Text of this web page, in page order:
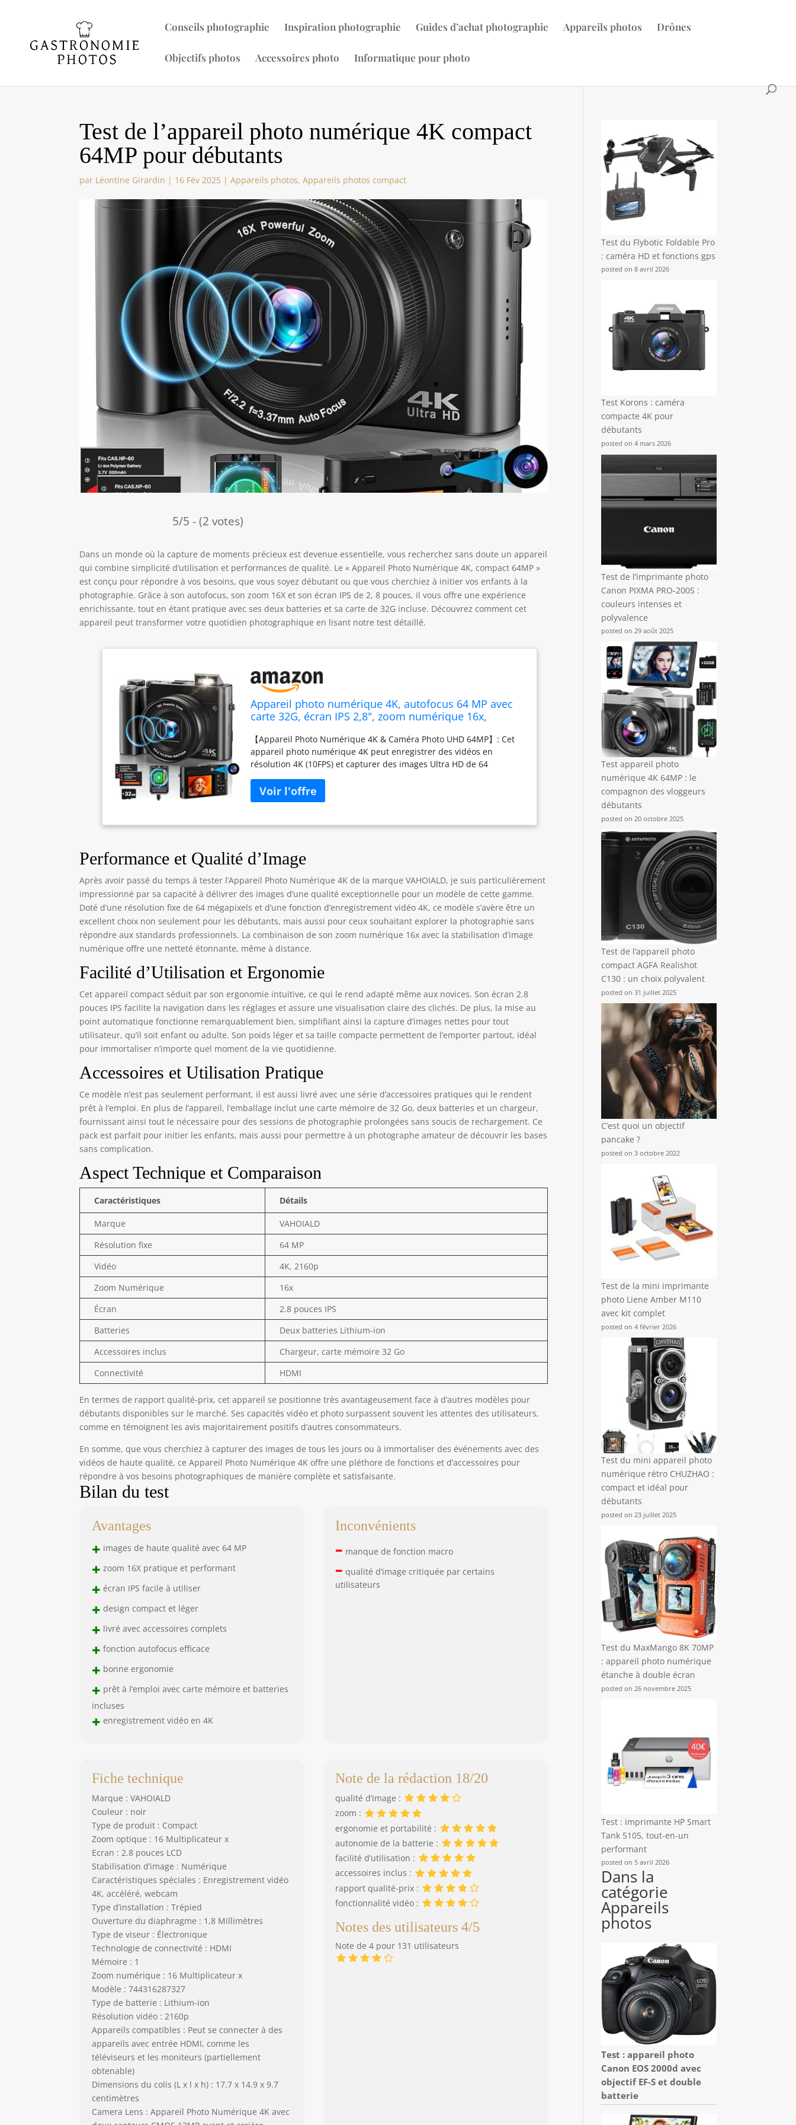
Conseils photographie Inspiration photographie Guides d’achat photographie Appareils photos Drônes
Objectifs photos Accessoires photo Informatique pour photo
Test de l’appareil photo numérique 4K compact
64MP pour débutants
par Léontine Girardin | 16 Fév 2025 |Appareils photos,Appareils photos compact
5/5 - (2 votes)
Dans un monde où la capture de moments précieux est devenue essentielle, vous recherchez sans doute un appareil
qui combine simplicité d’utilisation et performances de qualité. Le « Appareil Photo Numérique 4K, compact 64MP »
est conçu pour répondre à vos besoins, que vous soyez débutant ou que vous cherchiez à initier vos enfants à la
photographie. Grâce à son autofocus, son zoom 16X et son écran IPS de 2, 8 pouces, il vous offre une expérience
enrichissante, tout en étant pratique avec ses deux batteries et sa carte de 32G incluse. Découvrez comment cet
appareil peut transformer votre quotidien photographique en lisant notre test détaillé.
Appareil photo numérique 4K, autofocus 64 MP avec
carte 32G, écran IPS 2,8", zoom numérique 16x,
pour adolescents, débutants, adultes
【Appareil Photo Numérique 4K & Caméra Photo UHD 64MP】: Cet
appareil photo numérique 4K peut enregistrer des vidéos en
résolution 4K (10FPS) et capturer des images Ultra HD de 64
mégapixels et est équipé d'un écran IPS HD de 2,8 pouces pour
capturer chaque moment en haute qualité. Cet appareil photo 4K
dispose également d'une fonction de mise au point automatique qui
produire des photos plus nettes. Capteurs CMOS 13 MP avant et
capteurs CMOS de 13 MP à l'avant et à l'arrière pour un accès plus
rapide aux images haute résolution. Cette caméra de vlogging
dispose également d'un objectif grand angle 5P qui corrige mieux
les distorsions optiques et les aberrations chromatiques et contrôle
le chemin lumineux pour une qualité d'image supérieure et une
plus grande zone de prise de vue et d'observation. Webcam : cette
caméra photo 4K peut être utilisée comme webcam en branchant
simplement le câble USB et en changeant la caméra en mode «
webcam » pour l'utiliser comme streamer en direct pour
des amis et de la famille. Appels avec vos amis et votre famille. Zoom
numérique 16X et flash intégré : la caméra photo 4K dispose d'un
flash d'éclaircissement intégré qui vous permet de prendre des
photos de qualité supérieure même dans l'obscurité. L'appareil
photo numérique prend également en charge un zoom numérique
16x qui vous permet d'agrandir et de réduire les images et les
vidéos en appuyant sur le bouton W/T. Appareil photo 4K
charge la prise de vue en rafale et les prises de vue en accéléré,
vous pouvez profiter de différents types de tirs. Cet appareil photo
est livré avec une carte mémoire 32G, un chargeur et 2 piles pour
répondre à vos besoins pendant une longue période et une grande
capacité. L'appareil photo compact est facile à utiliser et est idéal
Performance et Qualité d’Image
Après avoir passé du temps à tester l’Appareil Photo Numérique 4K de la marque VAHOIALD, je suis particulièrement
impressionné par sa capacité à délivrer des images d’une qualité exceptionnelle pour un modèle de cette gamme.
Doté d’une résolution fixe de 64 mégapixels et d’une fonction d’enregistrement vidéo 4K, ce modèle s’avère être un
excellent choix non seulement pour les débutants, mais aussi pour ceux souhaitant explorer la photographie sans
répondre aux standards professionnels. La combinaison de son zoom numérique 16x avec la stabilisation d’image
numérique offre une netteté étonnante, même à distance.
Facilité d’Utilisation et Ergonomie
Cet appareil compact séduit par son ergonomie intuitive, ce qui le rend adapté même aux novices. Son écran 2.8
pouces IPS facilite la navigation dans les réglages et assure une visualisation claire des clichés. De plus, la mise au
point automatique fonctionne remarquablement bien, simplifiant ainsi la capture d’images nettes pour tout
utilisateur, qu’il soit enfant ou adulte. Son poids léger et sa taille compacte permettent de l’emporter partout, idéal
pour immortaliser n’importe quel moment de la vie quotidienne.
Accessoires et Utilisation Pratique
Ce modèle n’est pas seulement performant, il est aussi livré avec une série d’accessoires pratiques qui le rendent
prêt à l’emploi. En plus de l’appareil, l’emballage inclut une carte mémoire de 32 Go, deux batteries et un chargeur,
fournissant ainsi tout le nécessaire pour des sessions de photographie prolongées sans soucis de rechargement. Ce
pack est parfait pour initier les enfants, mais aussi pour permettre à un photographe amateur de découvrir les bases
sans complication.
Aspect Technique et Comparaison
Caractéristiques Détails
Marque
VAHOIALD
Résolution fixe
64 MP
Vidéo
4K, 2160p
Zoom Numérique
16x
Écran
2.8 pouces IPS
Batteries
Deux batteries Lithium-ion
Accessoires inclus
Chargeur, carte mémoire 32 Go
Connectivité
HDMI
En termes de rapport qualité-prix, cet appareil se positionne très avantageusement face à d’autres modèles pour
débutants disponibles sur le marché. Ses capacités vidéo et photo surpassent souvent les attentes des utilisateurs,
comme en témoignent les avis majoritairement positifs d’autres consommateurs.
En somme, que vous cherchiez à capturer des images de tous les jours ou à immortaliser des événements avec des
vidéos de haute qualité, ce Appareil Photo Numérique 4K offre une pléthore de fonctions et d’accessoires pour
répondre à vos besoins photographiques de manière complète et satisfaisante.
Bilan du test
Avantages
+ images de haute qualité avec 64 MP
+ zoom 16X pratique et performant
+ écran IPS facile à utiliser
+ design compact et léger
+ livré avec accessoires complets
+ fonction autofocus efficace
+ bonne ergonomie
+ prêt à l’emploi avec carte mémoire et batteries
incluses
+ enregistrement vidéo en 4K
Inconvénients
– manque de fonction macro
– qualité d’image critiquée par certains
utilisateurs
Fiche technique
Marque : VAHOIALD
Couleur : noir
Type de produit : Compact
Zoom optique : 16 Multiplicateur x
Ecran : 2.8 pouces LCD
Stabilisation d’image : Numérique
Caractéristiques spéciales : Enregistrement vidéo
4K, accéléré, webcam
Type d’installation : Trépied
Ouverture du diaphragme : 1,8 Millimètres
Type de viseur : Électronique
Technologie de connectivité : HDMI
Mémoire : 1
Zoom numérique : 16 Multiplicateur x
Modèle : 744316287327
Type de batterie : Lithium-ion
Résolution vidéo : 2160p
Appareils compatibles : Peut se connecter à des
appareils avec entrée HDMI, comme les
téléviseurs et les moniteurs (partiellement
obtenable)
Dimensions du colis (L x l x h) : 17.7 x 14.9 x 9.7
centimètres
Camera Lens : Appareil Photo Numérique 4K avec
Note de la rédaction 18/20
qualité d’image :
zoom :
ergonomie et portabilité :
autonomie de la batterie :
facilité d’utilisation :
accessoires inclus :
rapport qualité-prix :
fonctionnalité vidéo :
Notes des utilisateurs 4/5
Note de 4 pour 131 utilisateurs
Test du Flybotic Foldable Pro
: caméra HD et fonctions gps
posted on 8 avril 2026
Test Korons : caméra
compacte 4K pour
débutants
posted on 4 mars 2026
Test de l’imprimante photo
Canon PIXMA PRO-200S :
couleurs intenses et
polyvalence
posted on 29 août 2025
Test appareil photo
numérique 4K 64MP : le
compagnon des vloggeurs
débutants
posted on 20 octobre 2025
Test de l’appareil photo
compact AGFA Realishot
C130 : un choix polyvalent
posted on 31 juillet 2025
C’est quoi un objectif
pancake ?
posted on 3 octobre 2022
Test de la mini imprimante
photo Liene Amber M110
avec kit complet
posted on 4 février 2026
Test du mini appareil photo
numérique rétro CHUZHAO :
compact et idéal pour
débutants
posted on 23 juillet 2025
Test du MaxMango 8K 70MP
: appareil photo numérique
étanche à double écran
posted on 26 novembre 2025
Test : imprimante HP Smart
Tank 5105, tout-en-un
performant
posted on 5 avril 2026
Dans la
catégorie
Appareils
photos
Test : appareil photo
Canon EOS 2000d avec
objectif EF-S et double
batterie